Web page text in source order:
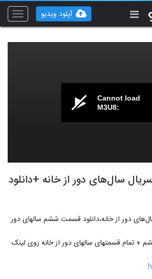
Toggle
آپلود ویدیو
Cannot load
M3U8:
قسمت 6 سریال سال‌های دور از خانه +دانلود
6 سریال سال‌های دور از خانه،دانلود قسمت ششم سالهای دور
دانلود قسمت 6 ششم + تمام قسمتهای سالهای دور از خانه روی لینک